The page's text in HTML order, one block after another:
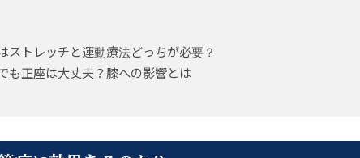
ストレッチと運動療法どっちが必要？
も正座は大丈夫？膝への影響とは